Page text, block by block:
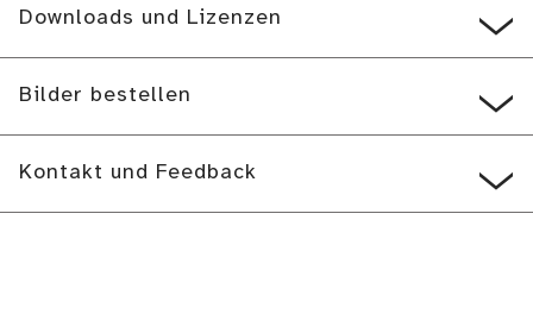
Downloads und Lizenzen
Bilder bestellen
Kontakt und Feedback